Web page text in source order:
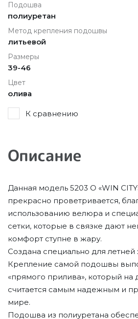
Подошва
полиуретан
Метод крепления подошвы
литьевой
Размеры
39-46
Цвет
олива
К сравнению
Описание
Данная модель 5203 O «WIN
прекрасно проветривается,
использованию велюра и
сетки, которые в связке дают
комфорт ступне в жару.
Создана специально для
Крепление самой подошвы
«прямого прилива», который
считается самым надежным и
мире.
Подошва из полиуретана